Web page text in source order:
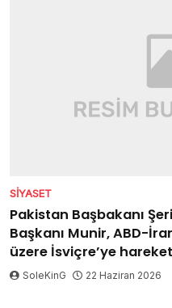
SIYASET
Pakistan Başbakanı
Başkanı Munir, ABD-
üzere İsviçre’ye
SoleKinG 22 Haziran 2026